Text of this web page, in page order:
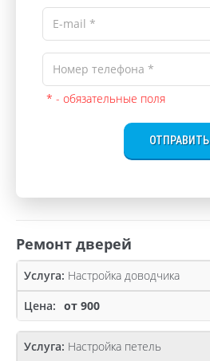
* - обязательные поля
ОТПРАВИТЬ
Ремонт дверей
Настройка доводчика
от 900
Настройка петель